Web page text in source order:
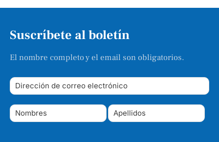
Suscríbete al boletín
El nombre completo y el email son obligatorios.